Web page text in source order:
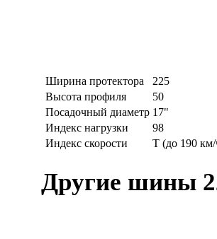
Ширина протектора
225
Высота профиля
50
Посадочный диаметр 17"
Индекс нагрузки
98
Индекс скорости
T (до 190
Другие шины